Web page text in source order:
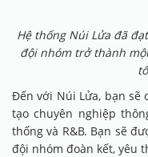
Hệ thống Núi Lửa đã
đội nhóm trở thành
Đến với Núi Lửa, bạn sẽ
tạo chuyên nghiệp
thống và R&B. Bạn sẽ
đội nhóm đoàn kết, yêu